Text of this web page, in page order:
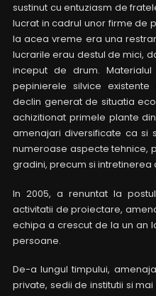
sustinut cu entuziasm de
lucrat in cadrul unor firme de
la acea vreme era una
lucrarile erau destul de mici,
inceput de drum.
pepinierele silvice
declin generat de situatia
achizitionat primele plante
amenajari diversificate ca si
numeroase aspecte tehnice,
gradini, precum si intretinerea
In 2005, a renuntat la
activitatii de proiectare,
echipa a crescut de la un an
persoane.
De-a lungul timpului,
private, sedii de institutii si